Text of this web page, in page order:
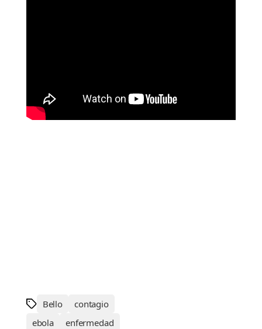
Bello
contagio
ebola
enfermedad